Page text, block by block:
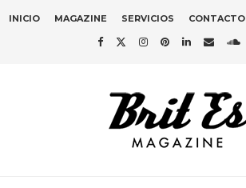
INICIO MAGAZINE SERVICIOS CONTACTO